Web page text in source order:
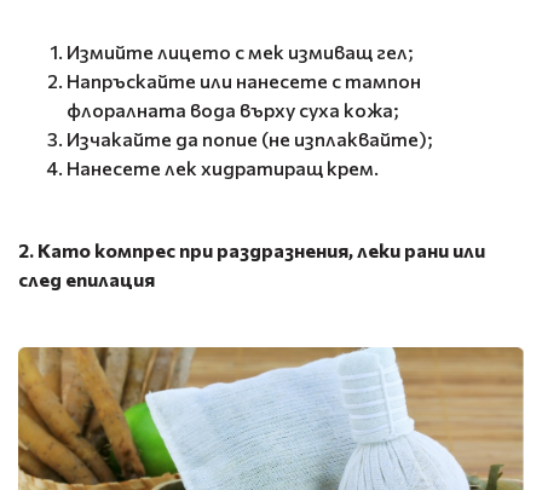
Измийте лицето с мек измиващ гел;
Напръскайте или нанесете с тампон
флоралната вода върху суха кожа;
Изчакайте да попие (не изплаквайте);
Нанесете лек хидратиращ крем.
2. Като компрес при раздразнения, леки рани или
след епилация